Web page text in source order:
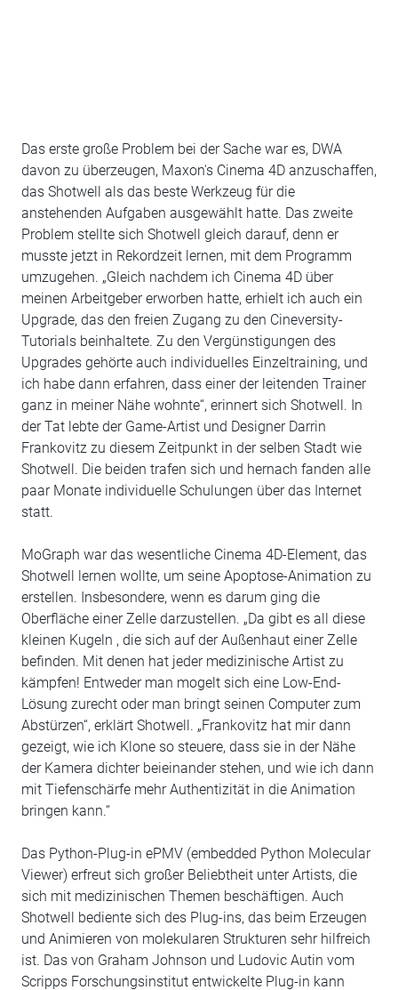
Das erste große Problem bei der Sache war es, DWA
davon zu überzeugen, Maxon's Cinema 4D anzuschaffen,
das Shotwell als das beste Werkzeug für die
anstehenden Aufgaben ausgewählt hatte. Das zweite
Problem stellte sich Shotwell gleich darauf, denn er
musste jetzt in Rekordzeit lernen, mit dem Programm
umzugehen. „Gleich nachdem ich Cinema 4D über
meinen Arbeitgeber erworben hatte, erhielt ich auch ein
Upgrade, das den freien Zugang zu den Cineversity-
Tutorials beinhaltete. Zu den Vergünstigungen des
Upgrades gehörte auch individuelles Einzeltraining, und
ich habe dann erfahren, dass einer der leitenden Trainer
ganz in meiner Nähe wohnte“, erinnert sich Shotwell. In
der Tat lebte der Game-Artist und Designer Darrin
Frankovitz zu diesem Zeitpunkt in der selben Stadt wie
Shotwell. Die beiden trafen sich und hernach fanden alle
paar Monate individuelle Schulungen über das Internet
statt.
MoGraph war das wesentliche Cinema 4D-Element, das
Shotwell lernen wollte, um seine Apoptose-Animation zu
erstellen. Insbesondere, wenn es darum ging die
Oberfläche einer Zelle darzustellen. „Da gibt es all diese
kleinen Kugeln , die sich auf der Außenhaut einer Zelle
befinden. Mit denen hat jeder medizinische Artist zu
kämpfen! Entweder man mogelt sich eine Low-End-
Lösung zurecht oder man bringt seinen Computer zum
Abstürzen“, erklärt Shotwell. „Frankovitz hat mir dann
gezeigt, wie ich Klone so steuere, dass sie in der Nähe
der Kamera dichter beieinander stehen, und wie ich dann
mit Tiefenschärfe mehr Authentizität in die Animation
bringen kann.“
Das Python-Plug-in ePMV (embedded Python Molecular
Viewer) erfreut sich großer Beliebtheit unter Artists, die
sich mit medizinischen Themen beschäftigen. Auch
Shotwell bediente sich des Plug-ins, das beim Erzeugen
und Animieren von molekularen Strukturen sehr hilfreich
ist. Das von Graham Johnson und Ludovic Autin vom
Scripps Forschungsinstitut entwickelte Plug-in kann